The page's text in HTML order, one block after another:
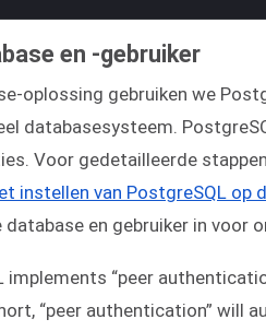
en -gebruiker
oplossing gebruiken we
databasesysteem.
Voor gedetailleerde
instellen van PostgreSQL op
en gebruiker in voor
implements “peer
“peer authentication” will